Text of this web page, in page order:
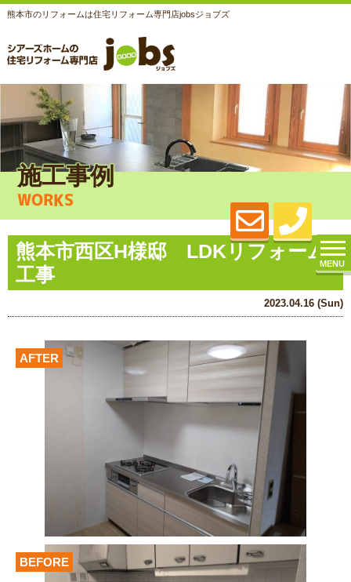
熊本市のリフォームは住宅リフォーム専門店jobsジョブズ
MENU
施工事例
WORKS
熊本市西区H様邸 LDKリフォーム
工事
2023.04.16 (Sun)
AFTER
BEFORE